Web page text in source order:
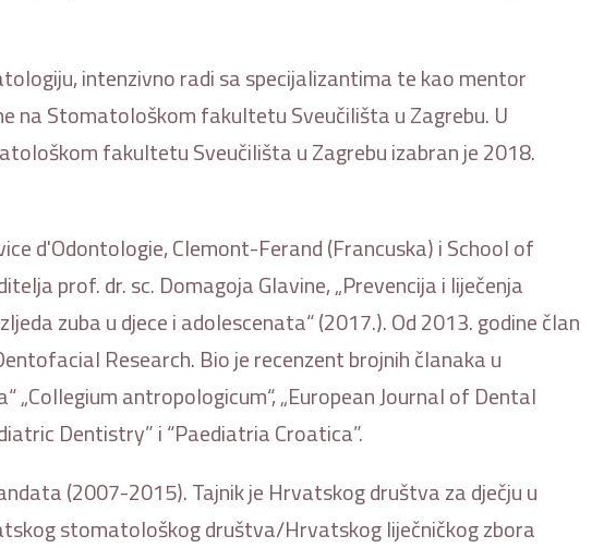
intenzivno radi sa specijalizantima te kao mentor
na Stomatološkom fakultetu Sveučilišta u Zagrebu. U
fakultetu Sveučilišta u Zagrebu izabran je 2018.
d'Odontologie, Clemont-Ferand (Francuska) i School of
prof. dr. sc. Domagoja Glavine, „Prevencija i liječenja
zuba u djece i adolescenata“ (2017.). Od 2013. godine član
Research. Bio je recenzent brojnih članaka u
antropologicum“, „European Journal of Dental
Dentistry” i “Paediatria Croatica”.
(2007-2015). Tajnik je Hrvatskog društva za dječju u
stomatološkog društva/Hrvatskog liječničkog zbora